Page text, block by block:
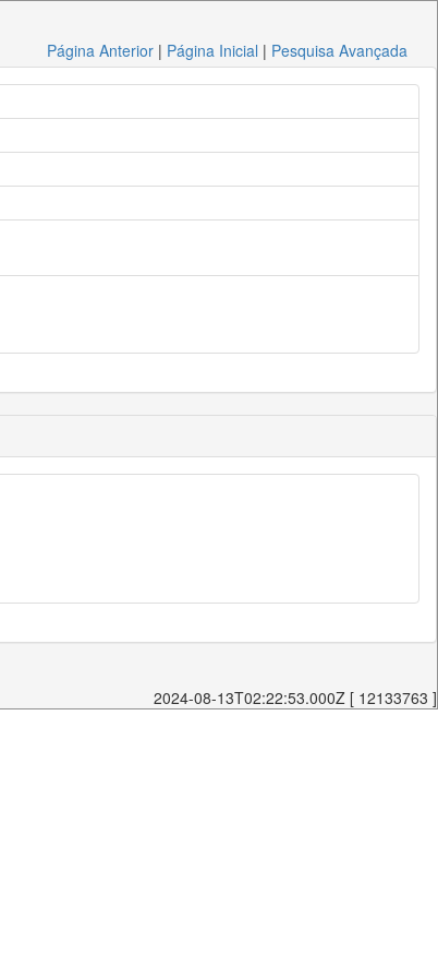
Página Anterior | Página Inicial | Pesquisa Avançada
2024-08-13T02:22:53.000Z [ 12133763 ]